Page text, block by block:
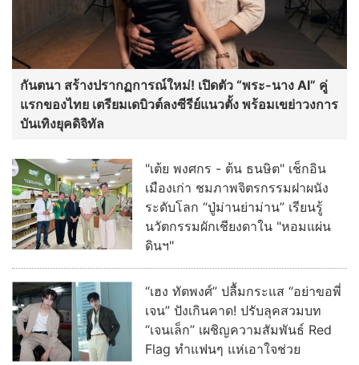
กันตนา สร้างปรากฏการณ์ใหม่! เปิดตัว “พระ-นาง AI” คู่
แรกของไทย เตรียมเดบิวต์ลงซีรีย์แนวตั้ง พร้อมเขย่าวงการ
บันเทิงยุคดิจิทัล
"เต้ย พงศกร - ต้น ธนษิต" เช็กอิน
เมืองเก่า ชมภาพจิตรกรรมฝาผนัง
ระดับโลก “ปู่ม่านย่าม่าน” เรียนรู้
นวัตกรรมผักเชียงดาใน "หอมแผ่น
ดินฯ"
“เฮง ทัตพงศ์” ปลื้มกระแส “อย่าขอพี่
เจน” ปังเกินคาด! ปรับลุคสวมบท
“เจนเล็ก” เผชิญความสัมพันธ์ Red
Flag ทำแฟนๆ แห่เอาใจช่วย